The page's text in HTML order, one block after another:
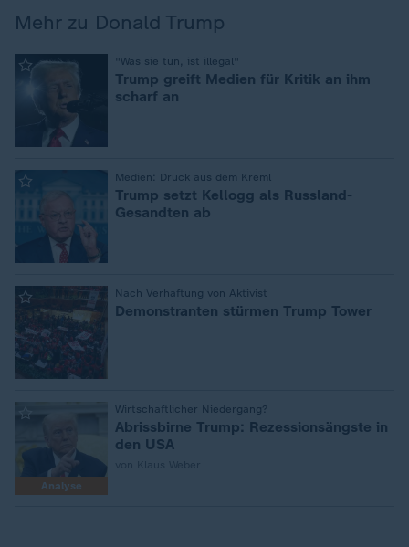
Mehr zu Donald Trump
"Was sie tun, ist illegal"
Trump greift Medien für Kritik an ihm
scharf an
Medien: Druck aus dem Kreml
Trump setzt Kellogg als Russland-
Gesandten ab
Nach Verhaftung von Aktivist
Demonstranten stürmen Trump Tower
Analyse
Wirtschaftlicher Niedergang?
Abrissbirne Trump: Rezessionsängste in
den USA